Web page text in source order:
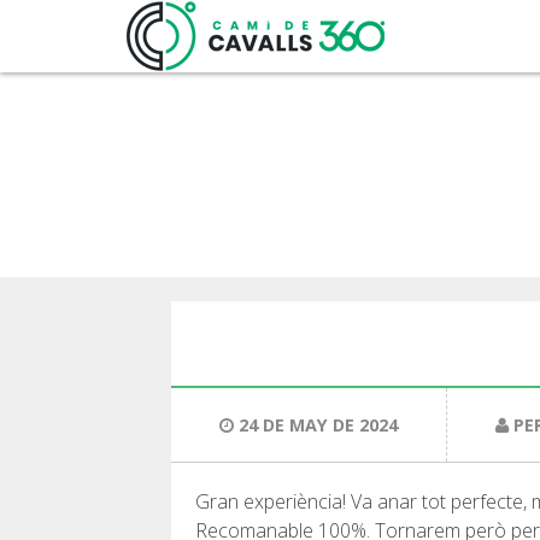
24 DE MAY DE 2024
Gran experiència! Va anar tot perfecte,
Recomanable 100%. Tornarem però